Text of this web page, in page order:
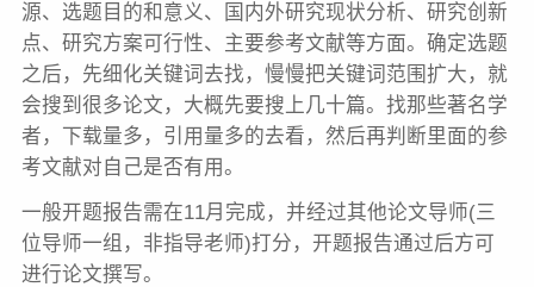
源、选题目的和意义、国内外研究现状分析、研究创新
点、研究方案可行性、主要参考文献等方面。确定选题
之后，先细化关键词去找，慢慢把关键词范围扩大，就
会搜到很多论文，大概先要搜上几十篇。找那些著名学
者，下载量多，引用量多的去看，然后再判断里面的参
考文献对自己是否有用。
一般开题报告需在11月完成，并经过其他论文导师(三
位导师一组，非指导老师)打分，开题报告通过后方可
进行论文撰写。